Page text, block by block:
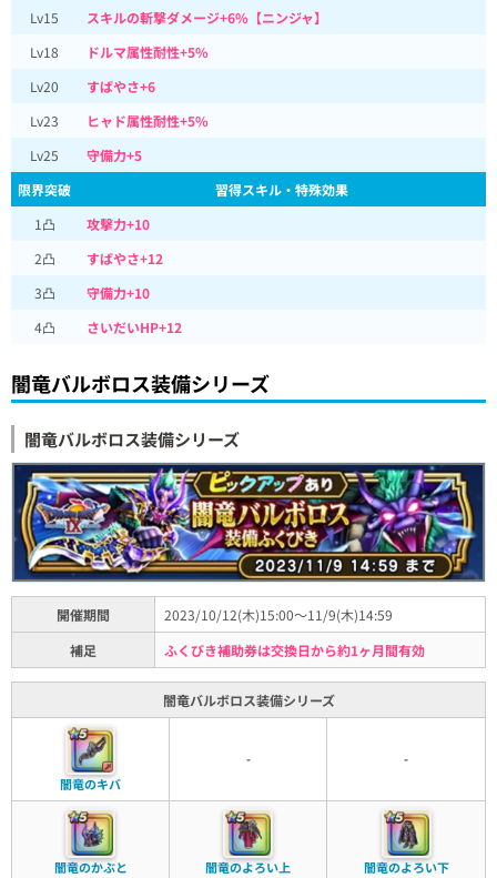
Lv15
スキルの斬撃ダメージ+6%【ニンジャ】
Lv18
ドルマ属性耐性+5%
Lv20
すばやさ+6
Lv23
ヒャド属性耐性+5%
Lv25
守備力+5
限界突破
習得スキル・特殊効果
1凸
攻擊力+10
2凸
すばやさ+12
3凸
守備力+10
4凸
さいだいHP+12
闇竜バルボロス装備シリーズ
闇竜バルボロス装備シリーズ
開催期間
2023/10/12(木)15:00～11/9(木)14:59
補足
ふくびき補助券は交換日から約1ヶ月間有効
闇竜バルボロス装備シリーズ
闇竜のキバ
- -
闇竜のかぶと 闇竜のよろい上 闇竜のよろい下